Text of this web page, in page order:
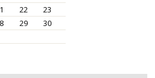
22
23
29
30